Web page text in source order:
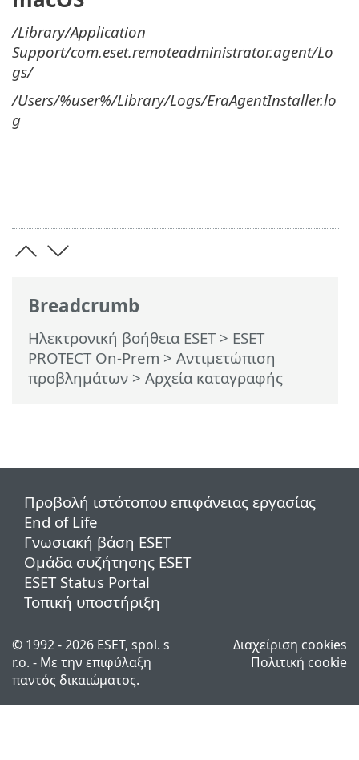
Breadcrumb
Ηλεκτρονική βοήθεια ESET> ESET
PROTECT On-Prem > Αντιμετώπιση
προβλημάτων > Αρχεία καταγραφής
/Library/Application
Support/com.eset.remoteadministrator.agent/Lo
gs/
/Users/%user%/Library/Logs/EraAgentInstaller.lo
g
Προβολή ιστότοπου επιφάνειας εργασίας
End of Life
Γνωσιακή βάση ESET
Ομάδα συζήτησης ESET
ESET Status Portal
Τοπική υποστήριξη
© 1992 - 2026 ESET, spol. s
r.o. - Με την επιφύλαξη
παντός δικαιώματος.
Διαχείριση cookies
Πολιτική cookie